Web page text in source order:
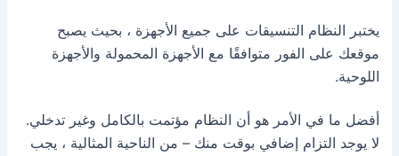
يختبر النظام التنسيقات على جميع الأجهزة ، بحيث يصبح
موقعك على الفور متوافقًا مع الأجهزة المحمولة والأجهزة
اللوحية.
أفضل ما في الأمر هو أن النظام مؤتمت بالكامل وغير تدخلي.
لا يوجد التزام إضافي بوقت منك – من الناحية المثالية ، يجب